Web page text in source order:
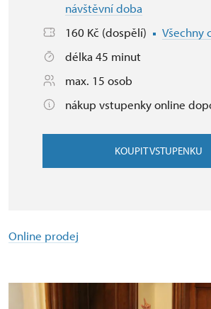
návštěvní doba
160 Kč (dospělí)
Všechny
délka 45 minut
max. 15 osob
nákup vstupenky online
KOUPIT VSTUPENKU
Online prodej